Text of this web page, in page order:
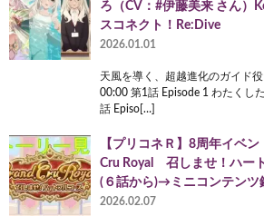
ろ（CV：#伊藤美来 さん
スコネクト！Re:Dive
2026.01.01
天風を導く、超越進化のガイド
00:00 第1話 Episode 1 わたくし
話 Episo[…]
【プリコネＲ】8周年イベ
Cru Royal 召しませ！ハー
(６話から)→ミニコンテンツ
2026.02.07